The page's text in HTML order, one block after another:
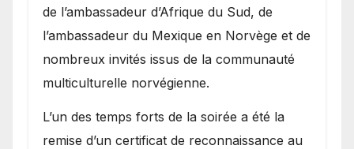
de l’ambassadeur d’Afrique du Sud, de
l’ambassadeur du Mexique en Norvège et de
nombreux invités issus de la communauté
multiculturelle norvégienne.
​L’un des temps forts de la soirée a été la
remise d’un certificat de reconnaissance au